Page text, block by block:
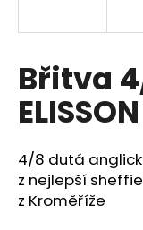
Břitva
4/8 dutá
z nejlepší
z Kroměříže
í
t
?